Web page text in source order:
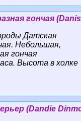
гончая
Датская
Небольшая,
гончая
Высота в холке
(Dandie